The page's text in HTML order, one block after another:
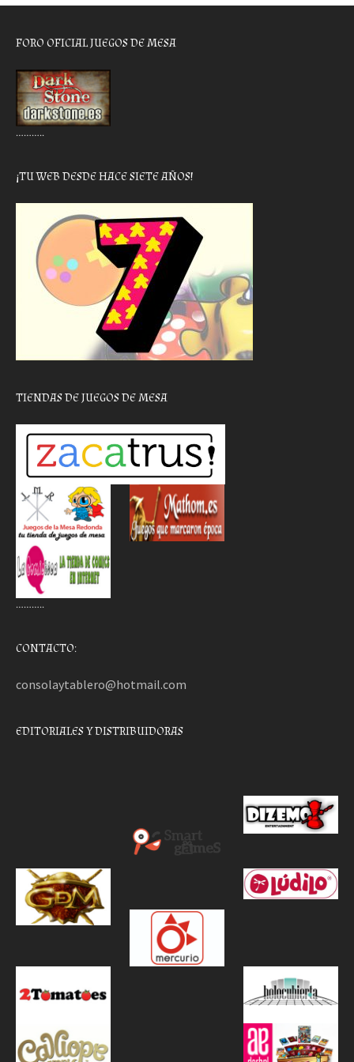
FORO OFICIAL JUEGOS DE MESA
………..
¡TU WEB DESDE HACE SIETE AÑOS!
TIENDAS DE JUEGOS DE MESA
………..
CONTACTO:
consolaytablero@hotmail.com
EDITORIALES Y DISTRIBUIDORAS